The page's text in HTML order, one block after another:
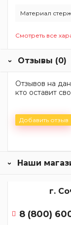
Материал
Смотреть все
Отзывы (0)
Отзывов на
кто оставит
Добавить отзыв
Наши
г.
8 (800)